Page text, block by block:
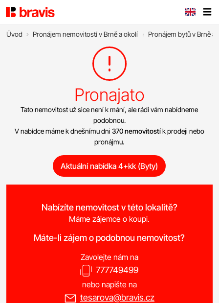
Úvod Pronájem nemovitostí v Brně a okolí Pronájem bytů v Brně a
Pronajato
Tato nemovitost už sice není k mání, ale rádi vám nabídneme
podobnou.
V nabídce máme k dnešnímu dni 370 nemovitostík prodeji nebo
pronájmu.
Aktuální nabídka 4+kk (Byty)
Nabízíte nemovitost v této lokalitě?
Máme zájemce o koupi.
Máte-li zájem o podobnou nemovitost?
Zavolejte nám na
777749499
nebo napište na
tesarova@bravis.cz